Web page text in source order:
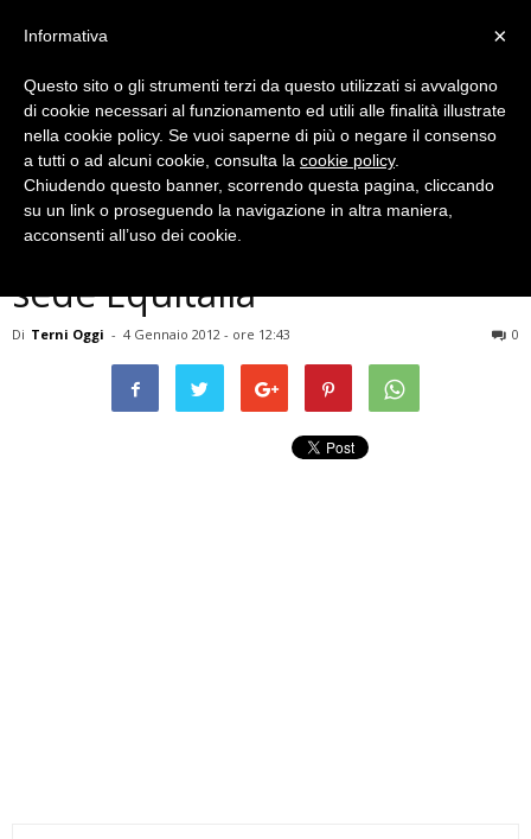
In Umbria
Perugia, allarme bomba alla
sede Equitalia
Di Terni Oggi - 4 Gennaio 2012 - ore 12:43 0
×
Informativa
Questo sito o gli strumenti terzi da questo utilizzati si avvalgono
di cookie necessari al funzionamento ed utili alle finalità illustrate
nella cookie policy. Se vuoi saperne di più o negare il consenso
a tutti o ad alcuni cookie, consulta la cookie policy.
Chiudendo questo banner, scorrendo questa pagina, cliccando
su un link o proseguendo la navigazione in altra maniera,
acconsenti all’uso dei cookie.